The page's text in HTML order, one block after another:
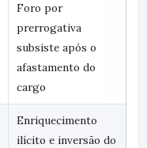
Foro por
prerrogativa
subsiste após o
afastamento do
cargo
Enriquecimento
ilícito e inversão do